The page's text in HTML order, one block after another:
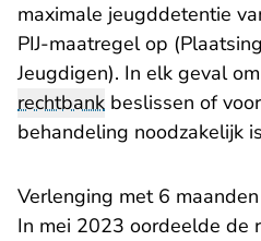
maximale jeugddetentie
PIJ-maatregel op
Jeugdigen). In elk geval
rechtbank beslissen of
behandeling noodzakelijk
Verlenging met 6 maanden
In mei 2023 oordeelde de